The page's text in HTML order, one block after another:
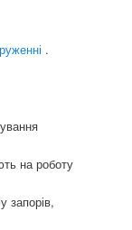
.
на роботу
запорів,